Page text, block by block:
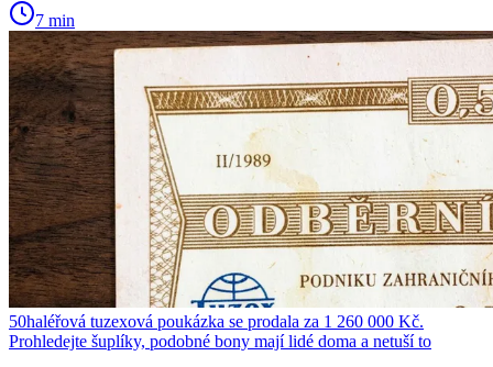
7 min
50haléřová tuzexová poukázka se prodala za 1 260 000 Kč.
Prohledejte šuplíky, podobné bony mají lidé doma a netuší to